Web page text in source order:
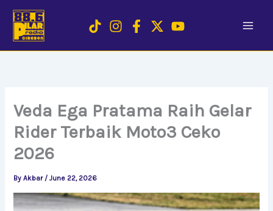
content
Veda Ega Pratama Raih Gelar
Rider Terbaik Moto3 Ceko
2026
ByAkbar /June 22, 2026